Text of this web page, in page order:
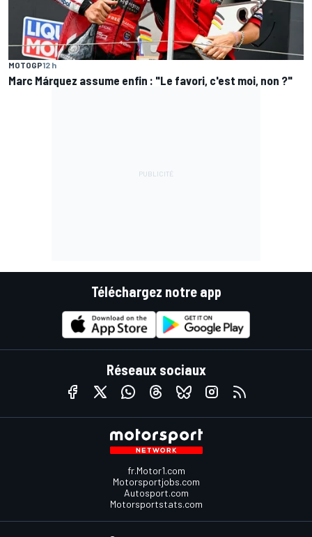
MOTOGP12 h
Marc Márquez assume enfin : "Le favori, c'est moi, non ?"
Téléchargez notre app
Réseaux sociaux
fr.Motor1.com
Motorsportjobs.com
Autosport.com
Motorsportstats.com